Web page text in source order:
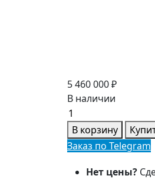
5 460 000₽
В наличии
Генератор
дизельный
JCB
G550S
400
В корзину
Заказ по Telegram
Нет цены?